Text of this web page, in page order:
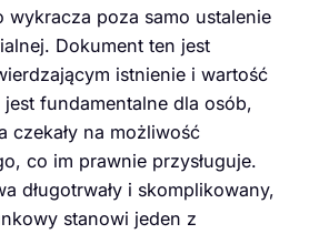
wykracza poza samo ustalenie
Dokument ten jest
istnienie i wartość
fundamentalne dla osób,
czekały na możliwość
co im prawnie przysługuje.
długotrwały i skomplikowany,
stanowi jeden z